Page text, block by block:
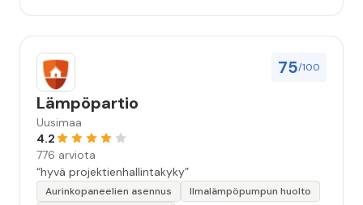
75/100
Lämpöpartio
Uusimaa
4.2
776 arviota
“hyvä projektienhallintakyky”
Aurinkopaneelien asennus
Ilmalämpöpumpun huolto